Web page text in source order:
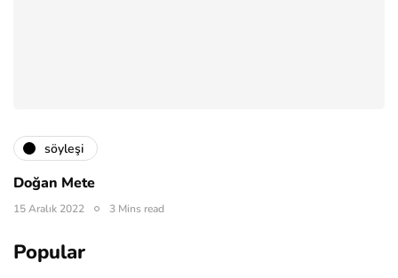
söyleşi
Doğan Mete
15 Aralık 2022 3 Mins read
Popular